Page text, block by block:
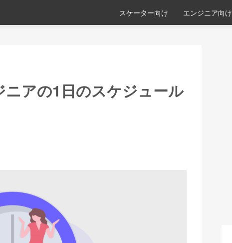
スケーター向け エンジニア向け
アの1日のスケジュール